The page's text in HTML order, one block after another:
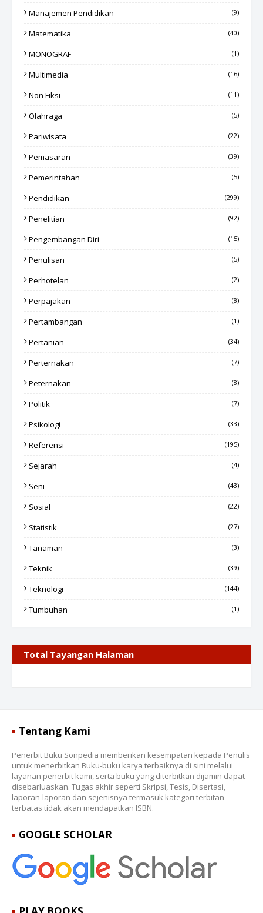
Manajemen Pendidikan (9)
Matematika (40)
MONOGRAF (1)
Multimedia (16)
Non Fiksi (11)
Olahraga (5)
Pariwisata (22)
Pemasaran (39)
Pemerintahan (5)
Pendidikan (299)
Penelitian (92)
Pengembangan Diri (15)
Penulisan (5)
Perhotelan (2)
Perpajakan (8)
Pertambangan (1)
Pertanian (34)
Perternakan (7)
Peternakan (8)
Politik (7)
Psikologi (33)
Referensi (195)
Sejarah (4)
Seni (43)
Sosial (22)
Statistik (27)
Tanaman (3)
Teknik (39)
Teknologi (144)
Tumbuhan (1)
Total Tayangan Halaman
Tentang Kami
Penerbit Buku Sonpedia memberikan kesempatan kepada Penulis
untuk menerbitkan Buku-buku karya terbaiknya di sini melalui
layanan penerbit kami, serta buku yang diterbitkan dijamin dapat
disebarluaskan. Tugas akhir seperti Skripsi, Tesis, Disertasi,
laporan-laporan dan sejenisnya termasuk kategori terbitan
terbatas tidak akan mendapatkan ISBN.
GOOGLE SCHOLAR